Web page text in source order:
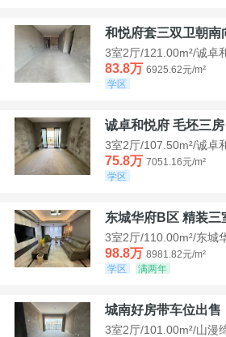
和悦府套三双卫朝南
3室2厅/121.00m²/诚卓
83.8万 6925.62元/m²
学区
诚卓和悦府 毛坯三
3室2厅/107.50m²/诚卓
75.8万 7051.16元/m²
学区
东城华府B区 精装三
3室2厅/110.00m²/东城
98.8万 8981.82元/m²
学区
满两年
城南好房带车位出售
3室2厅/101.00m²/山漫